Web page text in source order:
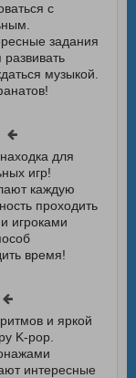
с
задания
музыкой.
для
игр!
каждую
проходить
игроками
время!
и яркой
K-pop.
интересные